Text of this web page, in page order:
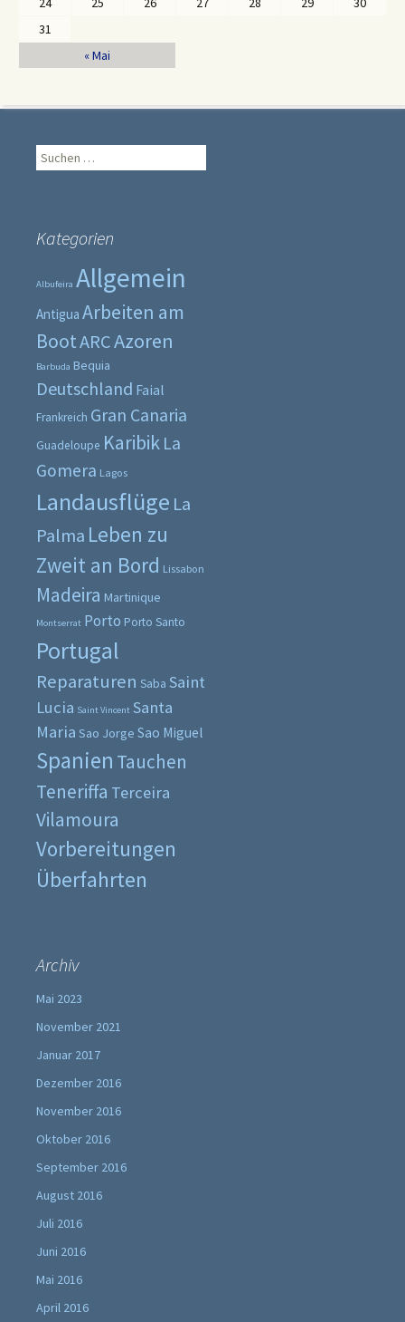
« Mai
31
Suche
nach:
Kategorien
Albufeira Allgemein
Antigua Arbeiten am
BootARCAzoren
Barbuda Bequia
Deutschland Faial
Frankreich Gran Canaria
Guadeloupe Karibik La
Gomera Lagos
Landausflüge La
Palma Leben zu
Zweit an Bord Lissabon
Madeira Martinique
Montserrat Porto Porto Santo
Portugal
Reparaturen Saba Saint
Lucia Saint Vincent Santa
Maria Sao Jorge Sao Miguel
Spanien Tauchen
Teneriffa Terceira
Vilamoura
Vorbereitungen
Überfahrten
Archiv
Mai 2023
November 2021
Januar 2017
Dezember 2016
November 2016
Oktober 2016
September 2016
August 2016
Juli 2016
Juni 2016
Mai 2016
April 2016